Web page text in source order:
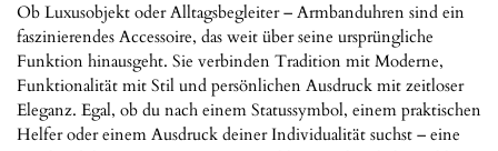
Ob Luxusobjekt oder Alltagsbegleiter – Armbanduhren sind ein
faszinierendes Accessoire, das weit über seine ursprüngliche
Funktion hinausgeht. Sie verbinden Tradition mit Moderne,
Funktionalität mit Stil und persönlichen Ausdruck mit zeitloser
Eleganz. Egal, ob du nach einem Statussymbol, einem praktischen
Helfer oder einem Ausdruck deiner Individualität suchst – eine